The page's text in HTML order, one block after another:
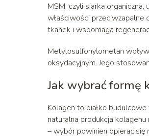
MSM, czyli siarka
właściwości przeciwzapalne
tkanek i wspomaga
Metylosulfonylometan
oksydacyjnym. Jego
Jak wybrać formę
Kolagen to białko
naturalna produkcja
– wybór powinien opierać się